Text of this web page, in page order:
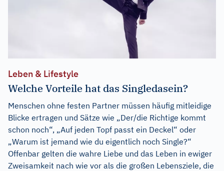
Leben & Lifestyle
Welche Vorteile hat das Singledasein?
Menschen ohne festen Partner müssen häufig mitleidige
Blicke ertragen und Sätze wie „Der/die Richtige kommt
schon noch“, „Auf jeden Topf passt ein Deckel“ oder
„Warum ist jemand wie du eigentlich noch Single?“
Offenbar gelten die wahre Liebe und das Leben in ewiger
Zweisamkeit nach wie vor als die großen Lebensziele, die